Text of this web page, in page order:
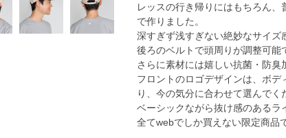
レッスの行き帰りにはもちろん
で作りました。
深すぎず浅すぎない絶妙なサイズ
後ろのベルトで頭周りが調整可能
さらに素材には嬉しい抗菌・防臭
フロントのロゴデザインは、ボ
り、今の気分に合わせて選んでく
ベーシックながら抜け感のあるラ
全てwebでしか買えない限定商品